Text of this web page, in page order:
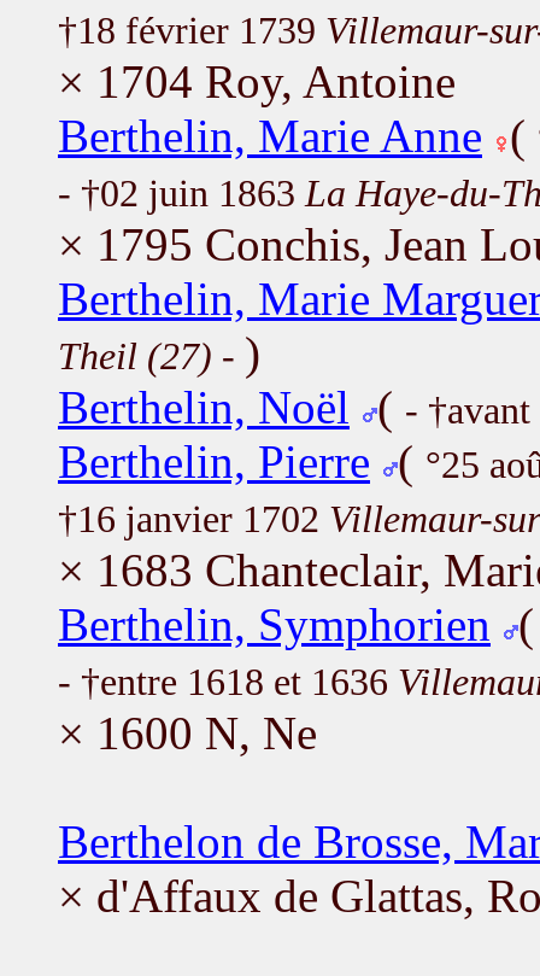
†18 février 1739 Villemaur-
× 1704 Roy, Antoine
Berthelin, Marie Anne (
- †02 juin 1863 La Haye-du-
× 1795 Conchis, Jean
Berthelin, Marie
Theil (27) - )
Berthelin, Noël
( -
Berthelin, Pierre ( °25
†16 janvier 1702 Villemaur-
× 1683 Chanteclair,
Berthelin, Symphorien
- †entre 1618 et 1636
× 1600 N, Ne
Berthelon de Brosse,
× d'Affaux de Glattas,